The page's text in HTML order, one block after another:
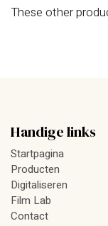
These other
Handige links
Startpagina
Producten
Digitaliseren
Film Lab
Contact